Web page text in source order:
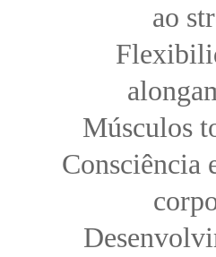
ao
Músculos